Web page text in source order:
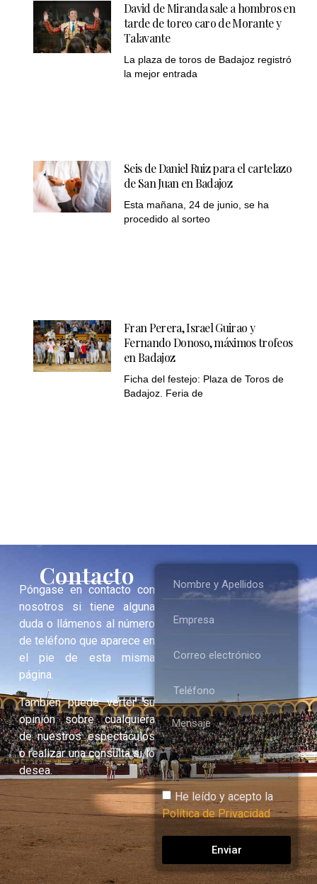
David de Miranda sale a hombros en
tarde de toreo caro de Morante y
Talavante
La plaza de toros de Badajoz registró
la mejor entrada
Seis de Daniel Ruiz para el cartelazo
de San Juan en Badajoz
Esta mañana, 24 de junio, se ha
procedido al sorteo
Fran Perera, Israel Guirao y
Fernando Donoso, máximos trofeos
en Badajoz
Ficha del festejo: Plaza de Toros de
Badajoz. Feria de
Contacto
Póngase en contacto con
nosotros si tiene alguna
duda o llámenos al número
de teléfono que aparece en
el pie de esta misma
página.
También puede verter su
opinión sobre cualquiera
de nuestros espectáculos
o realizar una consulta si lo
desea.
He leído y acepto la
Política de Privacidad
Enviar